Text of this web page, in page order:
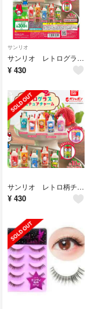
サンリオ
サンリオ レトログラスチャーム
¥ 430
サンリオ レトロ柄チャーム
¥ 430